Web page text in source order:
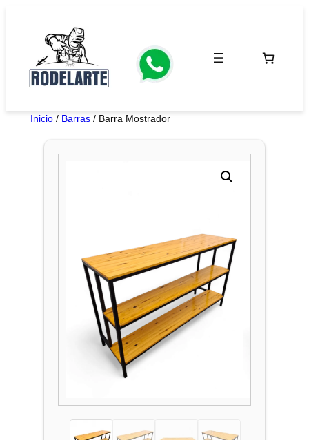
contenido
Inicio/ Barras/ Barra Mostrador